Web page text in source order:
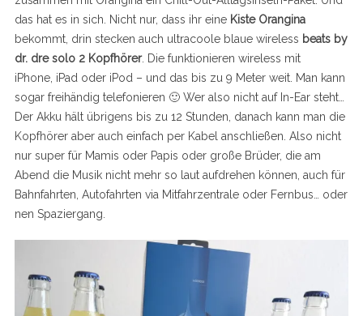
das hat es in sich. Nicht nur, dass ihr eine Kiste Orangina
bekommt, drin stecken auch ultracoole blaue wireless beats by
dr. dre solo 2 Kopfhörer. Die funktionieren wireless mit
iPhone, iPad oder iPod – und das bis zu 9 Meter weit. Man kann
sogar freihändig telefonieren 🙂 Wer also nicht auf In-Ear steht…
Der Akku hält übrigens bis zu 12 Stunden, danach kann man die
Kopfhörer aber auch einfach per Kabel anschließen. Also nicht
nur super für Mamis oder Papis oder große Brüder, die am
Abend die Musik nicht mehr so laut aufdrehen können, auch für
Bahnfahrten, Autofahrten via Mitfahrzentrale oder Fernbus… oder
nen Spaziergang.